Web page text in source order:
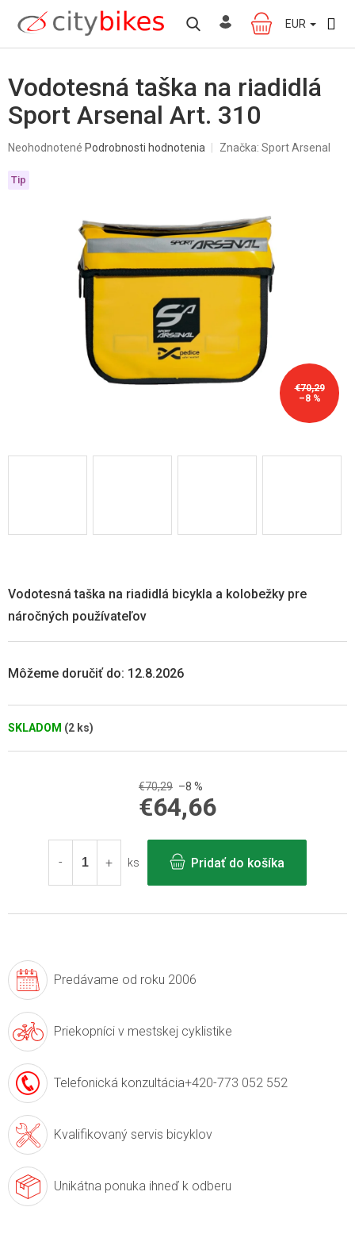
obsah
NÁKUPNÝ
KOŠÍK
EUR
Vodotesná taška na riadidlá
Sport Arsenal Art. 310
Priemerné
produktu
je
Neohodnotené Podrobnosti hodnotenia Značka: Sport Arsenal
€70,29
–8 %
Tip
SKLADOM (2 ks)
Môžeme doručiť do: 12.8.2026
Vodotesná taška na riadidlá bicykla a kolobežky pre
náročných používateľov
€70,29 –8 %
€64,66
cena:
ks
Pridať do košíka
Predávame od roku 2006
Priekopníci v mestskej cyklistike
Telefonická konzultácia+420-773 052 552
Kvalifikovaný servis bicyklov
Unikátna ponuka ihneď k odberu